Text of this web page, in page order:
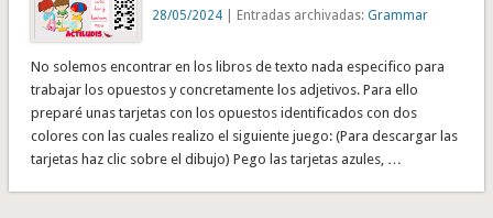
28/05/2024 | Entradas archivadas:Grammar
No solemos encontrar en los libros de texto nada especifico para
trabajar los opuestos y concretamente los adjetivos. Para ello
preparé unas tarjetas con los opuestos identificados con dos
colores con las cuales realizo el siguiente juego: (Para descargar las
tarjetas haz clic sobre el dibujo) Pego las tarjetas azules, …